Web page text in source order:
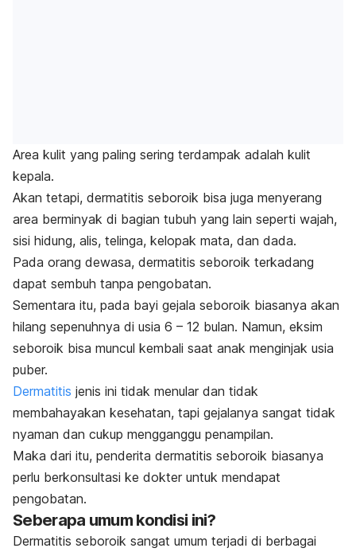
Area kulit yang paling sering terdampak adalah kulit
kepala.
Akan tetapi, dermatitis seboroik bisa juga menyerang
area berminyak di bagian tubuh yang lain seperti wajah,
sisi hidung, alis, telinga, kelopak mata, dan dada.
Pada orang dewasa, dermatitis seboroik terkadang
dapat sembuh tanpa pengobatan.
Sementara itu, pada bayi gejala seboroik biasanya akan
hilang sepenuhnya di usia 6 – 12 bulan. Namun, eksim
seboroik bisa muncul kembali saat anak menginjak usia
puber.
Dermatitis jenis ini tidak menular dan tidak
membahayakan kesehatan, tapi gejalanya sangat tidak
nyaman dan cukup mengganggu penampilan.
Maka dari itu, penderita dermatitis seboroik biasanya
perlu berkonsultasi ke dokter untuk mendapat
pengobatan.
Seberapa umum kondisi ini?
Dermatitis seboroik sangat umum terjadi di berbagai